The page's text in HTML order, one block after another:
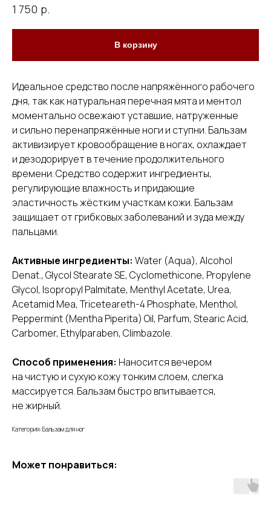
1 750 р.
В корзину
Идеальное средство после напряжённого рабочего
дня, так как натуральная перечная мята и ментол
моментально освежают уставшие, натруженные
и сильно перенапряжённые ноги и ступни. Бальзам
активизирует кровообращение в ногах, охлаждает
и дезодорирует в течение продолжительного
времени. Средство содержит ингредиенты,
регулирующие влажность и придающие
эластичность жёстким участкам кожи. Бальзам
защищает от грибковых заболеваний и зуда между
пальцами.
Активные ингредиенты: Water (Aqua), Alcohol
Denat., Glycol Stearate SE, Cyclomethicone, Propylene
Glycol, Isopropyl Palmitate, Menthyl Acetate, Urea,
Acetamid Mea, Triceteareth-4 Phosphate, Menthol,
Peppermint (Mentha Piperita) Oil, Parfum, Stearic Acid,
Carbomer, Ethylparaben, Climbazole.
Способ применения: Наносится вечером
на чистую и сухую кожу тонким слоем, слегка
массируется. Бальзам быстро впитывается,
не жирный.
Категория: Бальзам для ног
Может понравиться: